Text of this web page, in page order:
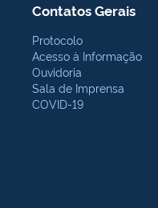
Contatos Gerais
Protocolo
Acesso à Informação
Ouvidoria
Sala de Imprensa
COVID-19